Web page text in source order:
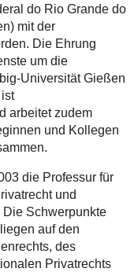
do Rio Grande do
mit der
Die Ehrung
um die
Universität Gießen
arbeitet zudem
und Kollegen
die Professur für
und
Schwerpunkte
auf den
des
Privatrechts